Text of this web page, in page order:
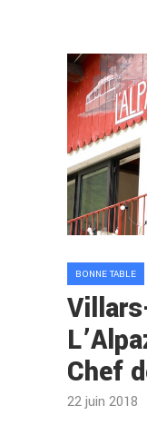
BONNE TABLE
Chef
22 juin 2018